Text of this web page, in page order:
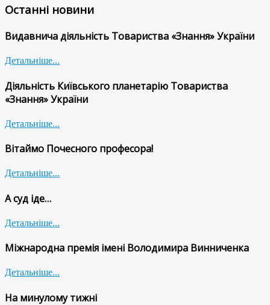
Останні новини
Видавнича діяльність Товариства «Знання» України
Детальніше...
Діяльність Київського планетарію Товариства
«Знання» України
Детальніше...
Вітаймо Почесного професора!
Детальніше...
А суд іде…
Детальніше...
Міжнародна премія імені Володимира Винниченка
Детальніше...
На минулому тижні